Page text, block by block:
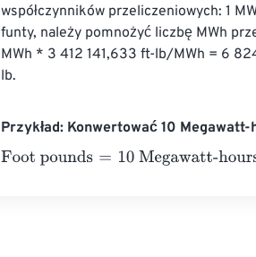
współczynników przeliczeniowych: 1
funty, należy pomnożyć liczbę MWh
MWh * 3 412 141,633 ft-lb/MWh = 6
lb.
Przykład: Konwertować 10 Megawatt-
Foot pounds=10 Megawatt-hours×